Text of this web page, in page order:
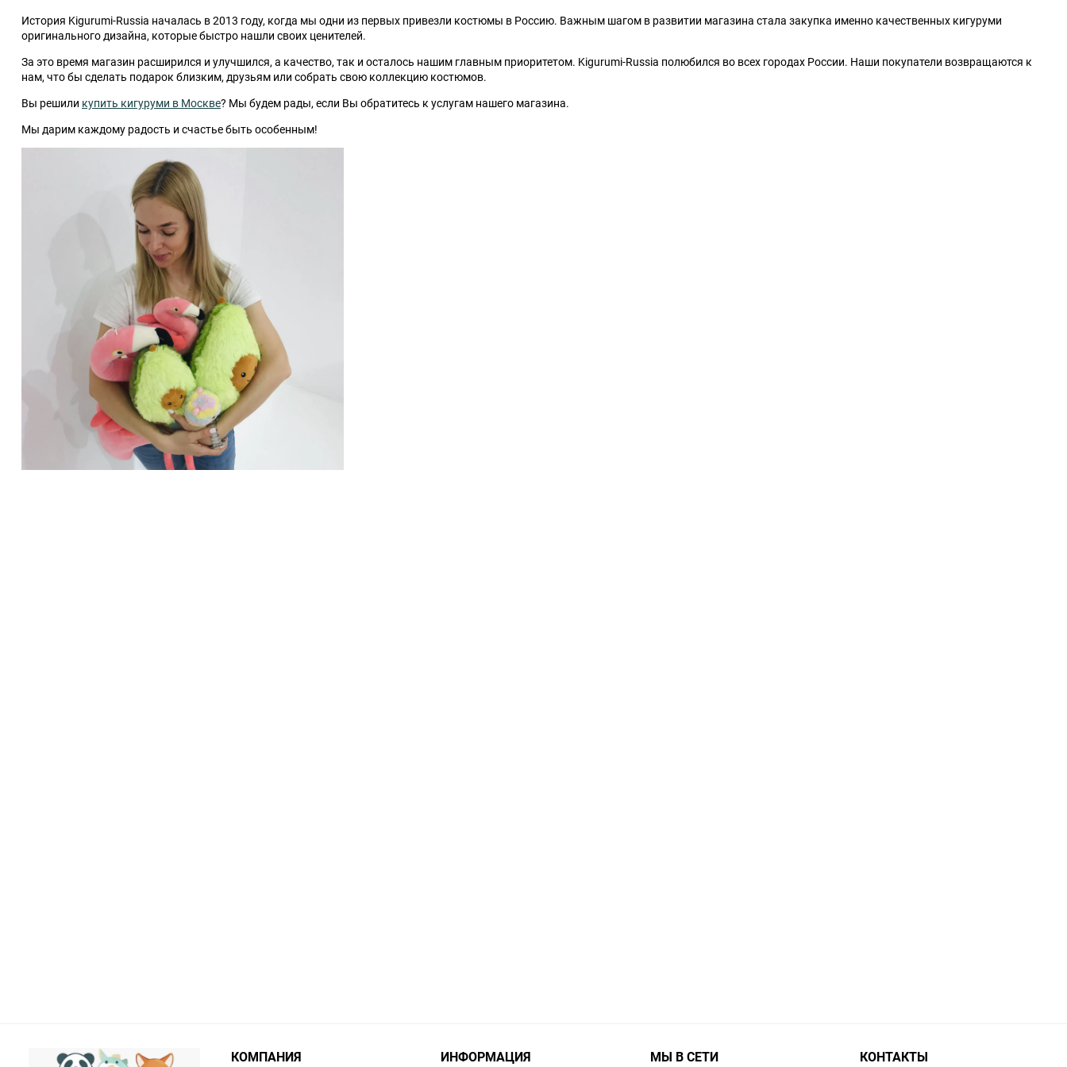
Для взрослых (рост от 140
до 190)
Для деток (рост от 100 до
140)
Для младенцев (рост 70-
100)
Тапочки-Единороги
Динокопилка
Тюбинг зимний
Выберите категорию
История Kigurumi-Russia началась в 2013 году, когда мы одни из первых привезли костюмы в Россию. Важным шагом в развитии магазина стала закупка именно качественных кигуруми
оригинального дизайна, которые быстро нашли своих ценителей.
За это время магазин расширился и улучшился, а качество, так и осталось нашим главным приоритетом. Kigurumi-Russia полюбился во всех городах России. Наши покупатели возвращаются к
нам, что бы сделать подарок близким, друзьям или собрать свою коллекцию костюмов.
Вы решили купить кигуруми в Москве? Мы будем рады, если Вы обратитесь к услугам нашего магазина.
Мы дарим каждому радость и счастье быть особенным!
КОМПАНИЯ ИНФОРМАЦИЯ МЫ В СЕТИ КОНТАКТЫ